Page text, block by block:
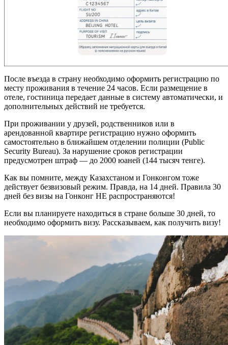
После въезда в страну необходимо оформить регистрацию по
месту проживания в течение 24 часов. Если размещение в
отеле, гостиница передает данные в систему автоматически, и
дополнительных действий не требуется.
При проживании у друзей, родственников или в
арендованной квартире регистрацию нужно оформить
самостоятельно в ближайшем отделении полиции (Public
Security Bureau). За нарушение сроков регистрации
предусмотрен штраф — до 2000 юаней (144 тысяч тенге).
Как вы помните, между Казахстаном и Гонконгом тоже
действует безвизовый режим. Правда, на 14 дней. Правила 30
дней без визы на Гонконг НЕ распространяются!
Если вы планируете находиться в стране больше 30 дней, то
необходимо оформить визу. Рассказываем, как получить визу!